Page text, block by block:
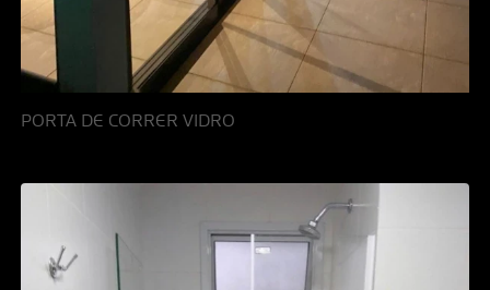
PORTA DE CORRER VIDRO